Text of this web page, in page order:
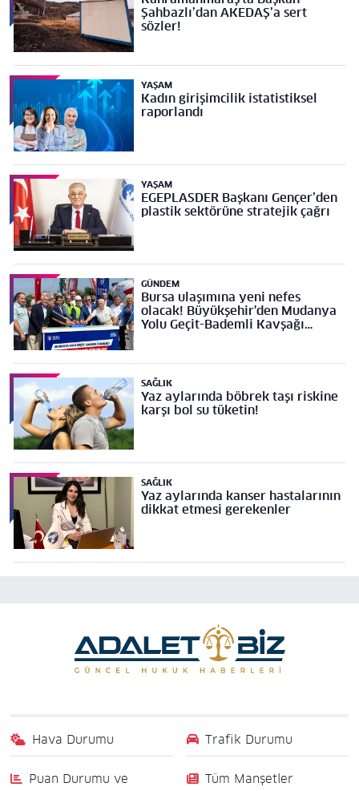
Şahbazlı’dan AKEDAŞ’a sert
sözler!
YAŞAM
Kadın girişimcilik istatistiksel
raporlandı
YAŞAM
EGEPLASDER Başkanı Gençer’den
plastik sektörüne stratejik çağrı
GÜNDEM
Bursa ulaşımına yeni nefes
olacak! Büyükşehir'den Mudanya
Yolu Geçit-Bademli Kavşağı
SAĞLIK
Yaz aylarında böbrek taşı riskine
karşı bol su tüketin!
SAĞLIK
Yaz aylarında kanser hastalarının
dikkat etmesi gerekenler
Hava Durumu Trafik Durumu
Puan Durumu ve
Tüm Manşetler